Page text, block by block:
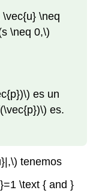
\neq
\neq 0,\)
es un
es.
tenemos
\text { and }